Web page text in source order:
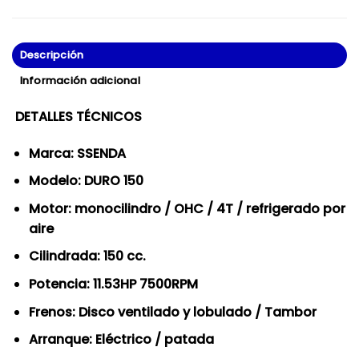
Descripción
Información adicional
DETALLES TÉCNICOS
Marca: SSENDA
Modelo: DURO 150
Motor: monocilindro / OHC / 4T / refrigerado por
aire
Cilindrada: 150 cc.
Potencia: 11.53HP 7500RPM
Frenos: Disco ventilado y lobulado / Tambor
Arranque: Eléctrico / patada